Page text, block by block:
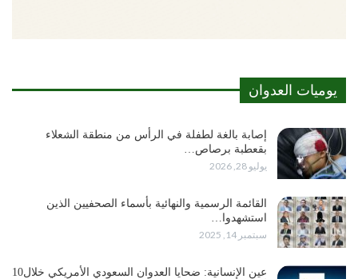
يوميات العدوان
إصابة بالغة لطفلة في الرأس من منطقة الشعلاء
بقعطبة برصاص…
يوليو 28, 2026
القائمة الرسمية والنهائية بأسماء الصحفيين الذين
استشهدوا…
سبتمبر 14, 2025
عين الإنسانية: ضحايا العدوان السعودي الأمريكي خلال10